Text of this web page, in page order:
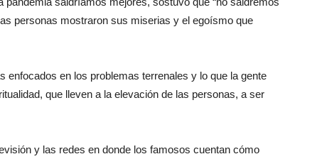
personas mostraron sus miserias y el egoísmo que
enfocados en los problemas terrenales y lo que la gente
que lleven a la elevación de las personas, a ser
y las redes en donde los famosos cuentan cómo